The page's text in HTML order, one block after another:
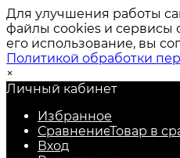
Для улучшения работы
файлы cookies и сервисы
его использование, вы
Политикой обработки
×
Личный кабинет
Избранное
СравнениеТовар в
Вход